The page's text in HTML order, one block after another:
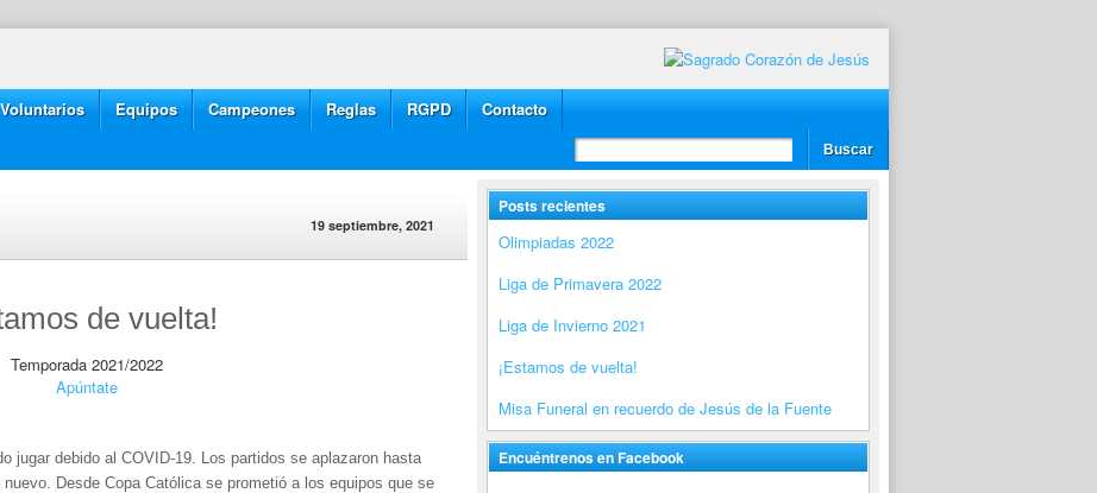
Voluntarios Equipos Campeones Reglas RGPD Contacto
19 septiembre, 2021
de vuelta!
Temporada 2021/2022
Apúntate
jugar debido al COVID-19. Los partidos se aplazaron hasta
Desde Copa Católica se prometió a los equipos que se
Posts recientes
Olimpiadas 2022
Liga de Primavera 2022
Liga de Invierno 2021
¡Estamos de vuelta!
Misa Funeral en recuerdo de Jesús de la Fuente
Encuéntrenos en Facebook